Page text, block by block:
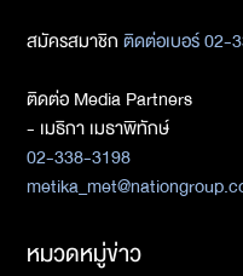
สมัครสมาชิกติดต่อเบอร์ 02-
ติดต่อ Media Partners
- เมธิกา เมธาพิทักษ์
02-338-3198
หมวดหมู่ข่าว